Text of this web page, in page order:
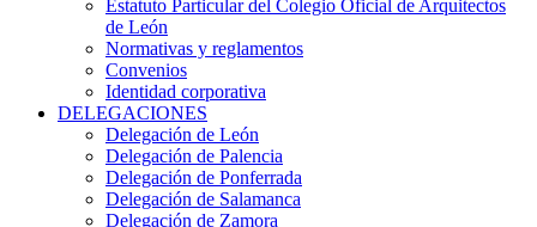
Estatuto Particular del Colegio Oficial de Arquitectos
de León
Normativas y reglamentos
Convenios
Identidad corporativa
DELEGACIONES
Delegación de León
Delegación de Palencia
Delegación de Ponferrada
Delegación de Salamanca
Delegación de Zamora